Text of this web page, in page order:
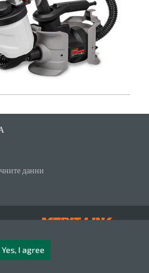
данни
Yes, I agree